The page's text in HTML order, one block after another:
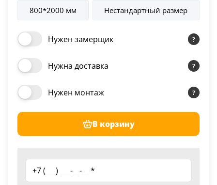
Наличник Integra т/
скопич. Белая эмаль
2.5 шт 2 363 руб.
800*2000 мм Нестандартный размер
Нужен замерщик
Нужна доставка
Нужен монтаж
В корзину
+7 ( ) - - *